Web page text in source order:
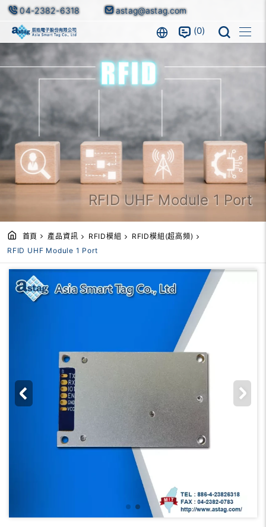
04-2382-6318 astag@astag.com
0
RFID UHF Module 1 Port
首頁 產品資訊 RFID模組
RFID模組(超高頻)
RFID UHF Module 1 Port